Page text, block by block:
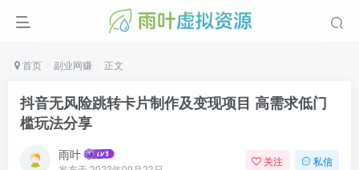
首页 副业网赚 正文
抖音无风险跳转卡片制作及变现项目 高需求低门
槛玩法分享
雨叶 关注 私信